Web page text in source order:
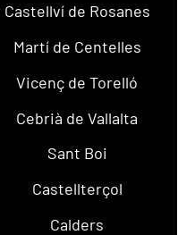
Castellví de Rosanes
Martí de Centelles
Vicenç de Torelló
Cebrià de Vallalta
Sant Boi
Castellterçol
Calders